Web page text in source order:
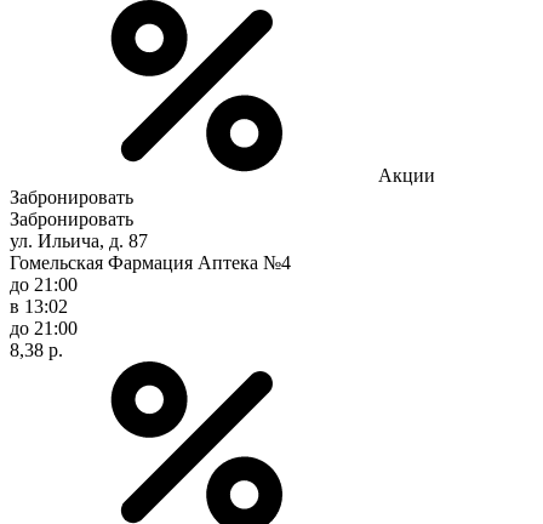
Акции
Забронировать
Забронировать
ул. Ильича, д. 87
Гомельская Фармация Аптека №4
до 21:00
в 13:02
до 21:00
8,38 р.